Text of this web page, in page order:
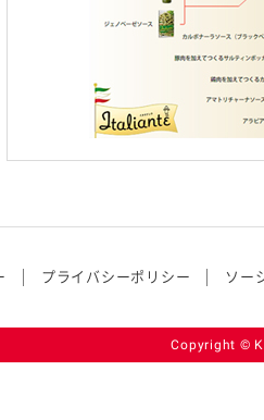
プライバシーポリシー ソー
Copyright ©